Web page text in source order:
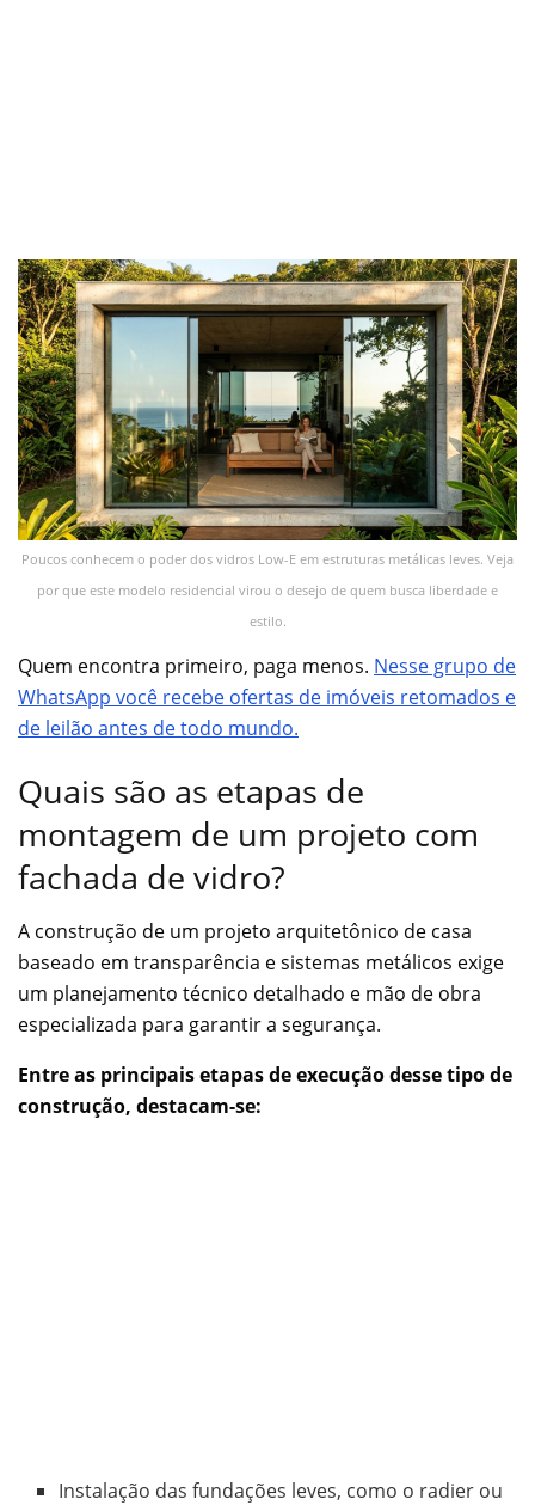
Poucos conhecem o poder dos vidros Low-E em estruturas metálicas leves. Veja
por que este modelo residencial virou o desejo de quem busca liberdade e
estilo.
Quem encontra primeiro, paga menos. Nesse grupo de
WhatsApp você recebe ofertas de imóveis retomados e
de leilão antes de todo mundo.
Quais são as etapas de
montagem de um projeto com
fachada de vidro?
A construção de um projeto arquitetônico de casa
baseado em transparência e sistemas metálicos exige
um planejamento técnico detalhado e mão de obra
especializada para garantir a segurança.
Entre as principais etapas de execução desse tipo de
construção, destacam-se:
Instalação das fundações leves, como o radier ou